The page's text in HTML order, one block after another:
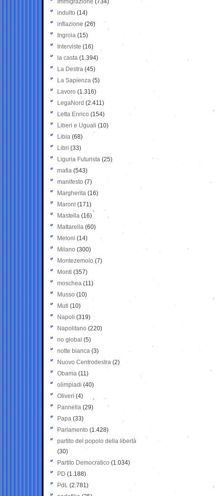
Immigrazione (734)
indulto (14)
inflazione (26)
Ingroia (15)
Interviste (16)
la casta (1.394)
La Destra (45)
La Sapienza (5)
Lavoro (1.316)
LegaNord (2.411)
Letta Enrico (154)
Liberi e Uguali (10)
Libia (68)
Libri (33)
Liguria Futurista (25)
mafia (543)
manifesto (7)
Margherita (16)
Maroni (171)
Mastella (16)
Mattarella (60)
Meloni (14)
Milano (300)
Montezemolo (7)
Monti (357)
moschea (11)
Musso (10)
Muti (10)
Napoli (319)
Napolitano (220)
no global (5)
notte bianca (3)
Nuovo Centrodestra (2)
Obama (11)
olimpiadi (40)
Oliveri (4)
Pannella (29)
Papa (33)
Parlamento (1.428)
partito del popolo della libertà
(30)
Partito Democratico (1.034)
PD (1.188)
PdL (2.781)